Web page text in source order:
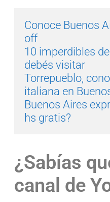
Conoce Buenos
off
10 imperdibles
debés visitar
Torrepueblo,
italiana en
Buenos Aires
hs gratis?
¿Sabías
canal de